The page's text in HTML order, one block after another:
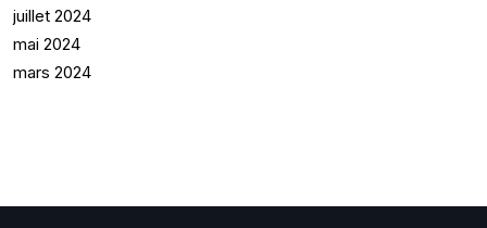
juillet 2024
mai 2024
mars 2024